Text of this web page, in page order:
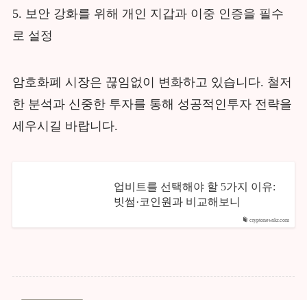
5. 보안 강화를 위해 개인 지갑과 이중 인증을 필수
로 설정
암호화폐 시장은 끊임없이 변화하고 있습니다. 철저
한 분석과 신중한 투자를 통해 성공적인투자 전략을
세우시길 바랍니다.
cryptonewskr.com
업비트를 선택해야 할 5가지 이유:
빗썸·코인원과 비교해보니